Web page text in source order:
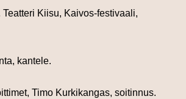
Teatteri Kiisu, Kaivos-festivaali,
kantele.
Timo Kurkikangas, soitinnus.